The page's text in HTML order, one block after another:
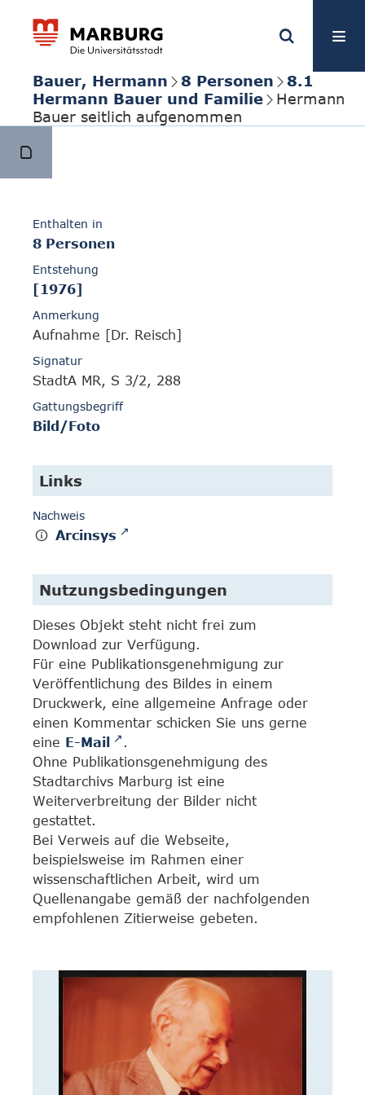
Bauer, Hermann 8 Personen
8.1
Hermann Bauer und Familie
Hermann
Bauer seitlich aufgenommen
Enthalten in
8 Personen
Entstehung
[1976]
Anmerkung
Aufnahme [Dr. Reisch]
Signatur
StadtA MR, S 3/2, 288
Gattungsbegriff
Bild/Foto
Links
Nachweis
Arcinsys
Nutzungsbedingungen
Dieses Objekt steht nicht frei zum
Download zur Verfügung.
Für eine Publikationsgenehmigung zur
Veröffentlichung des Bildes in einem
Druckwerk, eine allgemeine Anfrage oder
einen Kommentar schicken Sie uns gerne
eine E-Mail
.
Ohne Publikationsgenehmigung des
Stadtarchivs Marburg ist eine
Weiterverbreitung der Bilder nicht
gestattet.
Bei Verweis auf die Webseite,
beispielsweise im Rahmen einer
wissenschaftlichen Arbeit, wird um
Quellenangabe gemäß der nachfolgenden
empfohlenen Zitierweise gebeten.